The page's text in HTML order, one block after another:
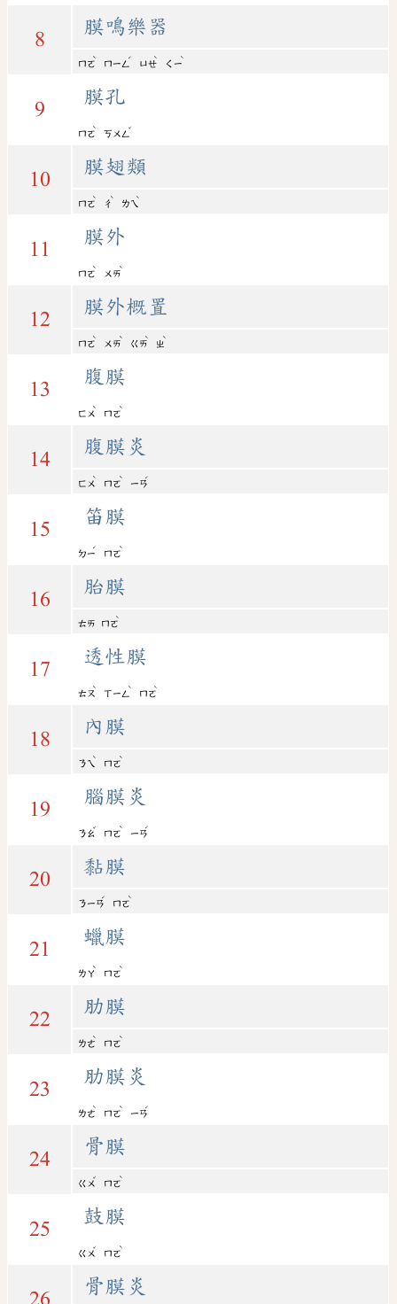
8
膜鳴樂器
ㄇㄛ
ˋ
ㄇㄧㄥ
ˊ
ㄩㄝ
ˋ
ㄑㄧ
ˋ
9
膜孔
ㄇㄛ
ˋ
ㄎㄨㄥ
ˇ
10
膜翅類
ㄇㄛ
ˋ
ㄔ
ˋ
ㄌㄟ
ˋ
11
膜外
ㄇㄛ
ˋ
ㄨㄞ
ˋ
12
膜外概置
ㄇㄛ
ˋ
ㄨㄞ
ˋ
ㄍㄞ
ˋ
ㄓ
ˋ
13
腹膜
ㄈㄨ
ˋ
ㄇㄛ
ˋ
14
腹膜炎
ㄈㄨ
ˋ
ㄇㄛ
ˋ
ㄧㄢ
ˊ
15
笛膜
ㄉㄧ
ˊ
ㄇㄛ
ˋ
16
胎膜
ㄊㄞ ㄇㄛ
ˋ
17
透性膜
ㄊㄡ
ˋ
ㄒㄧㄥ
ˋ
ㄇㄛ
ˋ
18
內膜
ㄋㄟ
ˋ
ㄇㄛ
ˋ
19
腦膜炎
ㄋㄠ
ˇ
ㄇㄛ
ˋ
ㄧㄢ
ˊ
20
黏膜
ㄋㄧㄢ
ˊ
ㄇㄛ
ˋ
21
蠟膜
ㄌㄚ
ˋ
ㄇㄛ
ˋ
22
肋膜
ㄌㄜ
ˋ
ㄇㄛ
ˋ
23
肋膜炎
ㄌㄜ
ˋ
ㄇㄛ
ˋ
ㄧㄢ
ˊ
24
骨膜
ㄍㄨ
ˇ
ㄇㄛ
ˋ
25
鼓膜
ㄍㄨ
ˇ
ㄇㄛ
ˋ
26
骨膜炎